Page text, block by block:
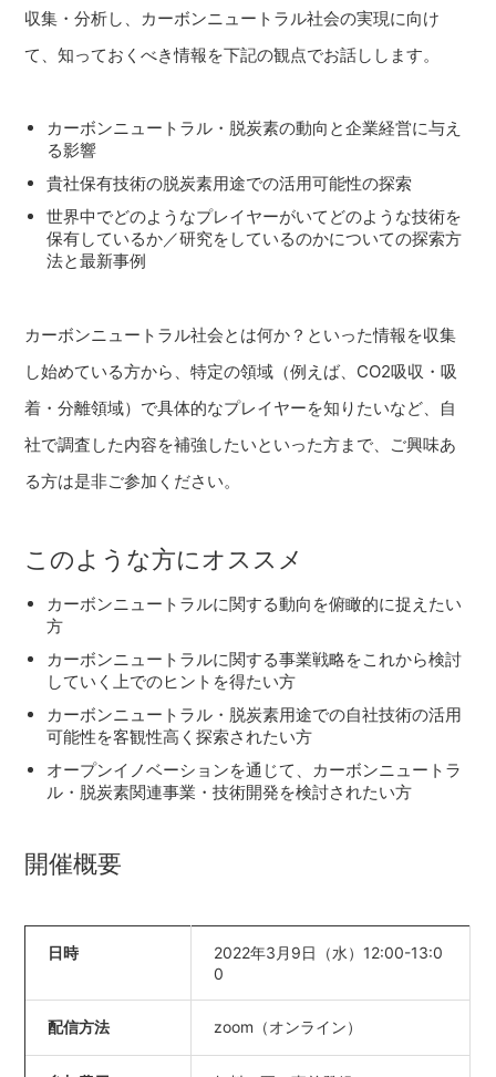
収集・分析し、カーボンニュートラル社会の実現に向け
て、知っておくべき情報を下記の観点でお話しします。
カーボンニュートラル・脱炭素の動向と企業経営に与え
る影響
貴社保有技術の脱炭素用途での活用可能性の探索
世界中でどのようなプレイヤーがいてどのような技術を
保有しているか／研究をしているのかについての探索方
法と最新事例
カーボンニュートラル社会とは何か？といった情報を収集
し始めている方から、特定の領域（例えば、CO2吸収・吸
着・分離領域）で具体的なプレイヤーを知りたいなど、自
社で調査した内容を補強したいといった方まで、ご興味あ
る方は是非ご参加ください。
このような方にオススメ
カーボンニュートラルに関する動向を俯瞰的に捉えたい
方
カーボンニュートラルに関する事業戦略をこれから検討
していく上でのヒントを得たい方
カーボンニュートラル・脱炭素用途での自社技術の活用
可能性を客観性高く探索されたい方
オープンイノベーションを通じて、カーボンニュートラ
ル・脱炭素関連事業・技術開発を検討されたい方
開催概要
日時
2022年3月9日（水）12:00-13:0
0
配信方法 zoom（オンライン）